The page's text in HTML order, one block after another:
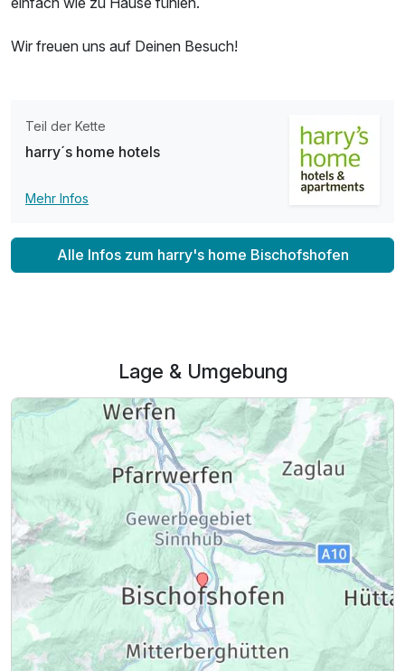
Wir freuen uns auf Deinen Besuch!
Teil der Kette
harry´s home hotels
Mehr Infos
Alle Infos zum harry's home Bischofshofen
Lage & Umgebung